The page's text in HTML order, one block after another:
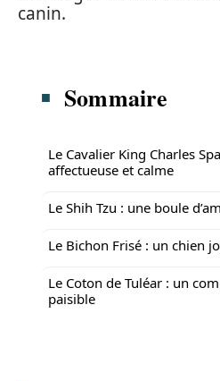
canin.
Sommaire
Le Cavalier King Charles
affectueuse et calme
Le Shih Tzu : une boule
Le Bichon Frisé : un chien
Le Coton de Tuléar : un
paisible